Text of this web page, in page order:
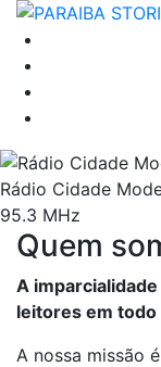
Rádio Cidade
95.3 MHz
Quem
A
leitores em todo
A nossa missão